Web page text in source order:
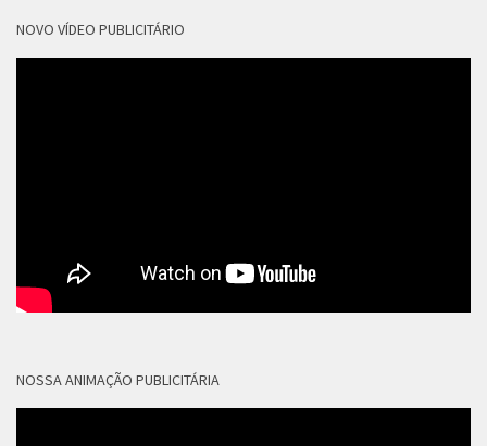
NOVO VÍDEO PUBLICITÁRIO
NOSSA ANIMAÇÃO PUBLICITÁRIA